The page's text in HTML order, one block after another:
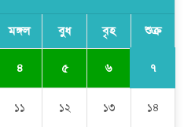
মঙ্গল বুধ বৃহ শুক্র
৪ ৫ ৬ ৭
১১ ১২ ১৩ ১৪